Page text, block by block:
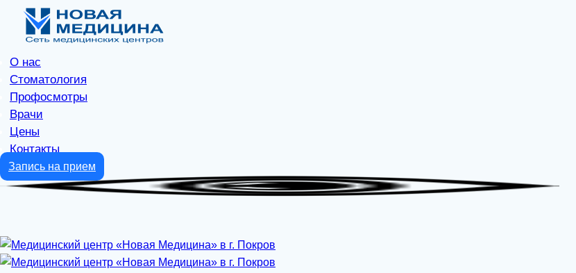
О нас
Стоматология
Профосмотры
Врачи
Цены
Контакты
Запись на прием